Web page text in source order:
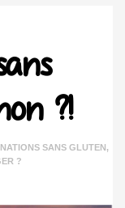
?!
SANS GLUTEN ,
?